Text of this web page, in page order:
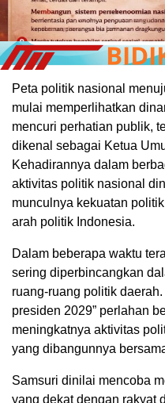
Peta politik nasional
mulai memperlihatkan
mencuri perhatian publik,
dikenal sebagai Ketua
Kehadirannya dalam
aktivitas politik nasional
munculnya kekuatan
arah politik Indonesia.
Dalam beberapa waktu
sering diperbincangkan
ruang-ruang politik
presiden 2029” perlahan
meningkatnya aktivitas
yang dibangunnya
Samsuri dinilai mencoba
yang dekat dengan rakyat